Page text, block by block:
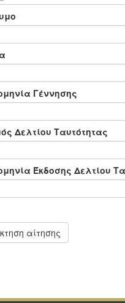
Γέννησης
Δελτίου Ταυτότητας
Έκδοσης Δελτίου